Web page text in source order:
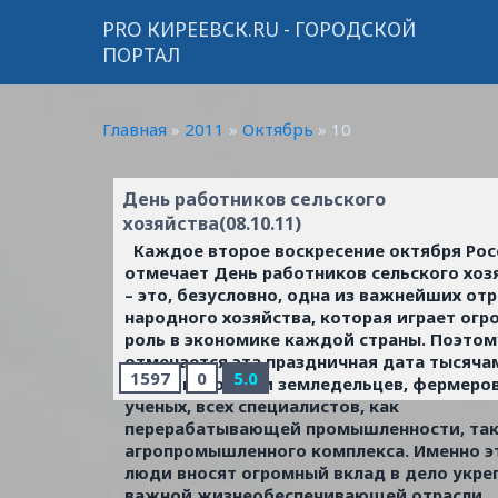
PRO КИРЕЕВСК.RU - ГОРОДСКОЙ
ПОРТАЛ
Главная » 2011 » Октябрь » 10
День работников сельского
хозяйства(08.10.11)
Каждое второе воскресение октября
отмечает День работников сельского
– это, безусловно, одна из важнейших
народного хозяйства, которая играет
роль в экономике каждой страны.
отмечается эта праздничная дата
животноводов и земледельцев,
ученых, всех специалистов, как
перерабатывающей промышленности,
агропромышленного комплекса. Именно
люди вносят огромный вклад в дело
1597 0 5.0